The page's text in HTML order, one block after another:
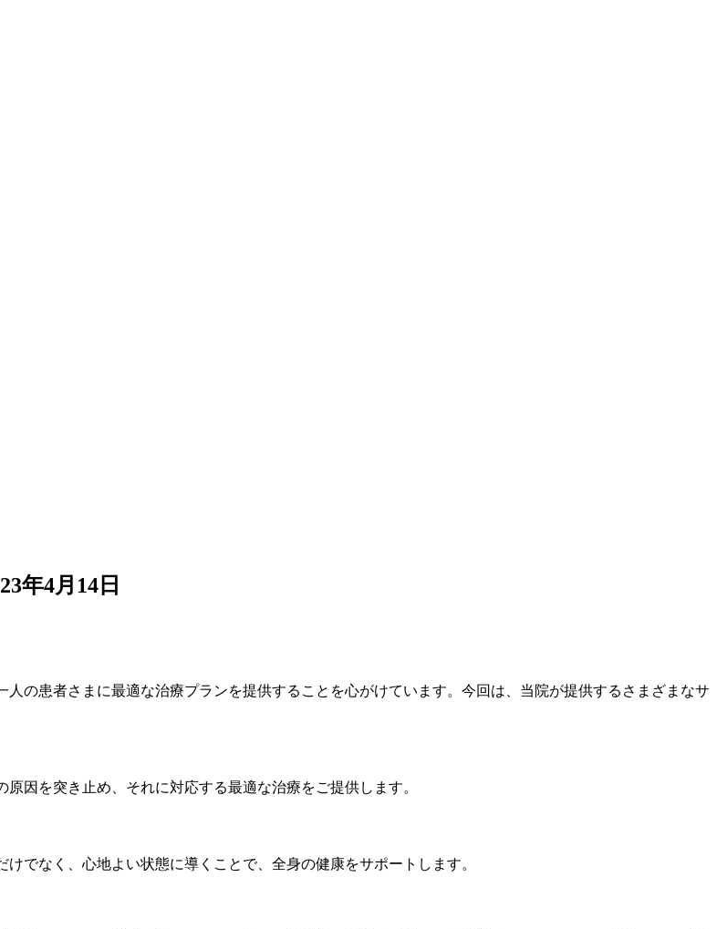
年4月14日
の患者さまに最適な治療プランを提供することを心がけています。今回は、当院が提供するさまざまなサ
因を突き止め、それに対応する最適な治療をご提供します。
でなく、心地よい状態に導くことで、全身の健康をサポートします。